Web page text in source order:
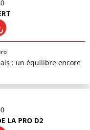
: un équilibre encore
LA PRO D2